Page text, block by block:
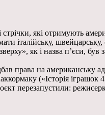
які отримують
італійську,
як і назва п’єси, був
права на американську
(«Історія іграшок
перезапустили: